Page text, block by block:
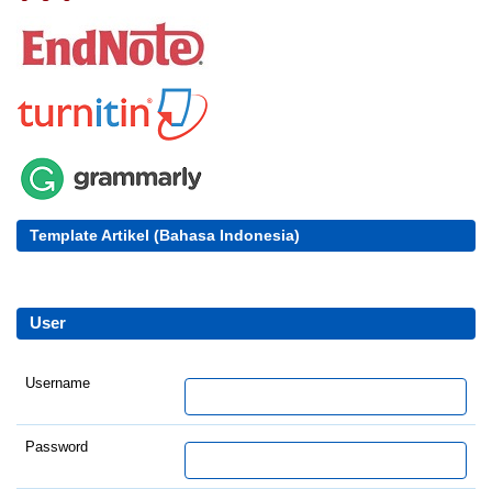
Template Artikel (Bahasa Indonesia)
User
Username
Password